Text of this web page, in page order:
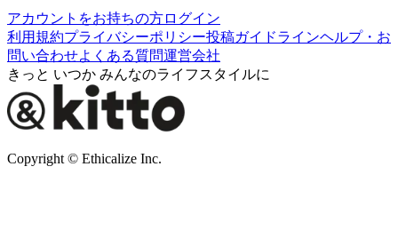
アカウントをお持ちの方ログイン
利用規約プライバシーポリシー投稿ガイドラインヘルプ・お
問い合わせよくある質問運営会社
きっと いつか みんなのライフスタイルに
Copyright © Ethicalize Inc.